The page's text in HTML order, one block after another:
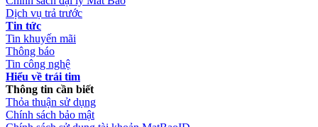
Dịch vụ trả trước
Tin tức
Tin khuyến mãi
Thông báo
Tin công nghệ
Hiểu về trái tim
Thông tin cần biết
Thỏa thuận sử dụng
Chính sách bảo mật